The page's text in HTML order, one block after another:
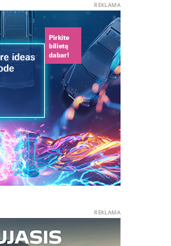
REKLAMA
REKLAMA